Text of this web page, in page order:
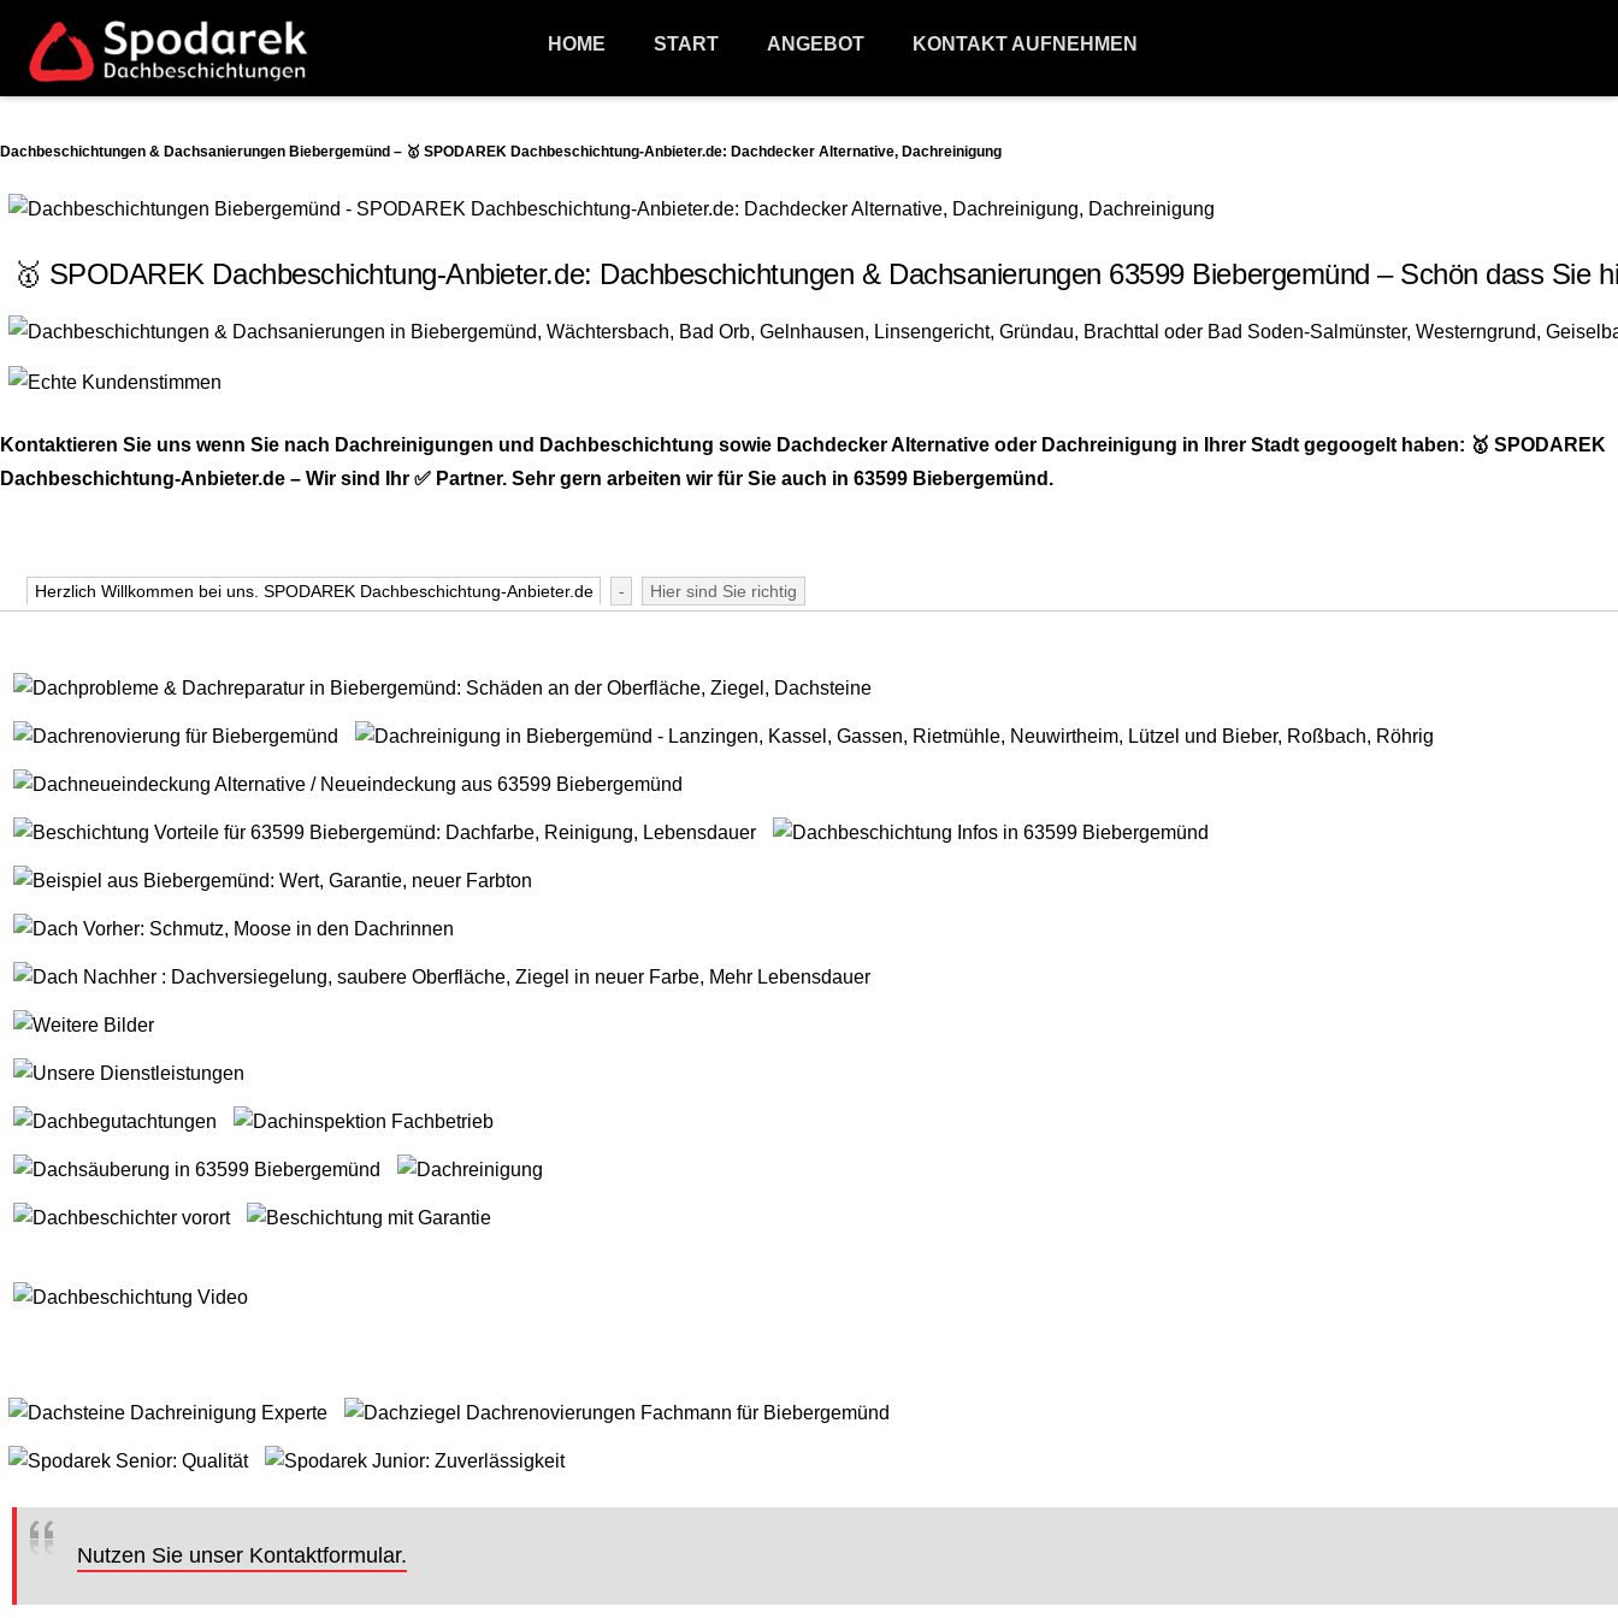
HOME START ANGEBOT KONTAKT AUFNEHMEN
Dachbeschichtungen & Dachsanierungen Biebergemünd – 🥇 SPODAREK Dachbeschichtung-Anbieter.de: Dachdecker Alternative, Dachreinigung
🥇 SPODAREK Dachbeschichtung-Anbieter.de: Dachbeschichtungen & Dachsanierungen 63599 Biebergemünd – Schön dass Sie
Kontaktieren Sie uns wenn Sie nach Dachreinigungen und Dachbeschichtung sowie Dachdecker Alternative oder Dachreinigung in Ihrer Stadt gegoogelt haben: 🥇 SPODAREK
Dachbeschichtung-Anbieter.de – Wir sind Ihr ✅ Partner. Sehr gern arbeiten wir für Sie auch in 63599 Biebergemünd.
Herzlich Willkommen bei uns. SPODAREK Dachbeschichtung-Anbieter.de - Hier sind Sie richtig
Nutzen Sie unser Kontaktformular.